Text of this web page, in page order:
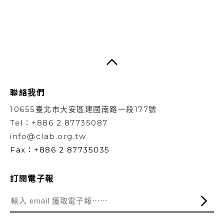
聯絡我們
10655臺北市大安區建國南路一段177號
Tel：+886 2 87735087
info@clab.org.tw
Fax：+886 2 87735035
訂閱電子報